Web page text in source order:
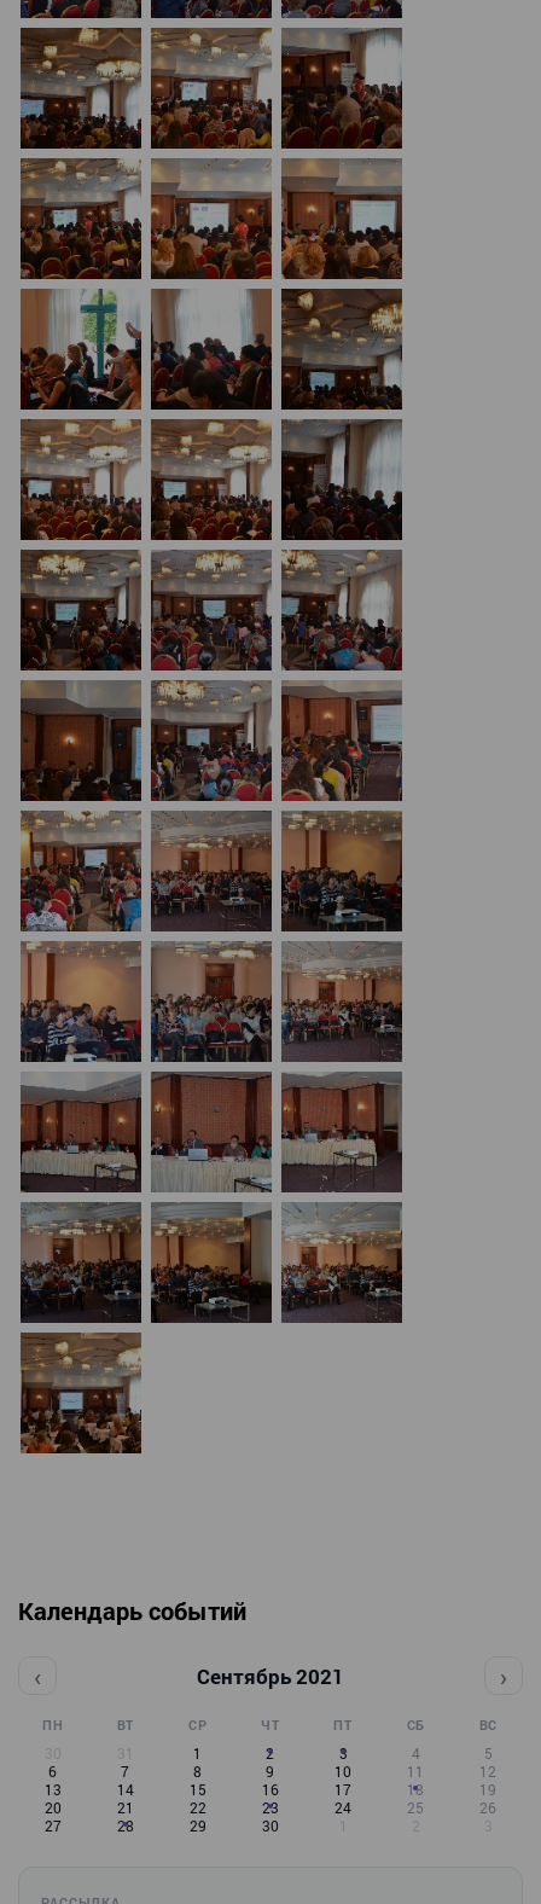
Календарь событий
‹ Сентябрь 2021 ›
ПН ВТ СР ЧТ ПТ СБ ВС
30 31 1 2 3 4
5
6
7 8 9 10 11
12
13
14 15 16 17 18
19
20
21 22 23 24 25
26
27
28 29 30 1 2 3